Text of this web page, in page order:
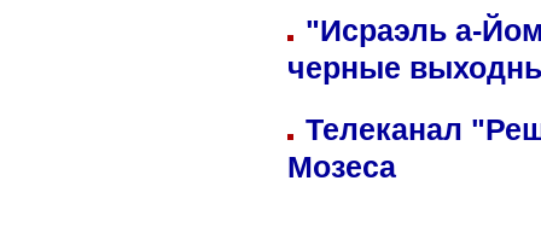
"Исраэль а-
черные
Телеканал
Мозеса